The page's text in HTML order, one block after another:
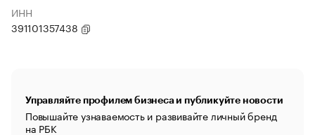
ИНН
391101357438
Управляйте профилем бизнеса и публикуйте новости
Повышайте узнаваемость и развивайте личный бренд
на РБК